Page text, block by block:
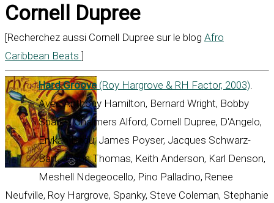
Cornell Dupree
[Recherchez aussi Cornell Dupree sur le blog Afro
Caribbean Beats ]
Hard Groove(Roy Hargrove & RH Factor, 2003).
Avec Anthony Hamilton, Bernard Wright, Bobby
Sparks, Chalmers Alford, Cornell Dupree, D'Angelo,
Erykah Badu, James Poyser, Jacques Schwarz-
Bart, Jason Thomas, Keith Anderson, Karl Denson,
Meshell Ndegeocello, Pino Palladino, Renee
Neufville, Roy Hargrove, Spanky, Steve Coleman, Stephanie